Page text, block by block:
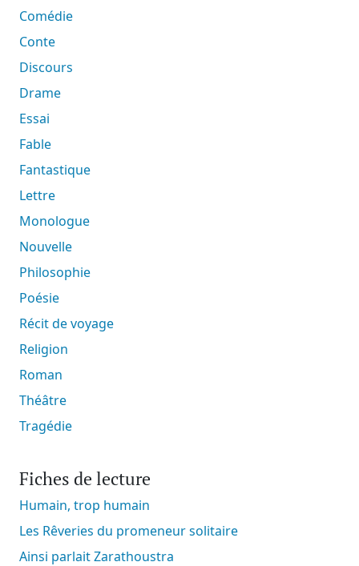
Comédie
Conte
Discours
Drame
Essai
Fable
Fantastique
Lettre
Monologue
Nouvelle
Philosophie
Poésie
Récit de voyage
Religion
Roman
Théâtre
Tragédie
Fiches de lecture
Humain, trop humain
Les Rêveries du promeneur solitaire
Ainsi parlait Zarathoustra